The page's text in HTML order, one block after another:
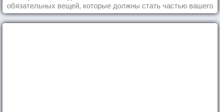
обязательных вещей, которые должны стать частью вашего
дня.